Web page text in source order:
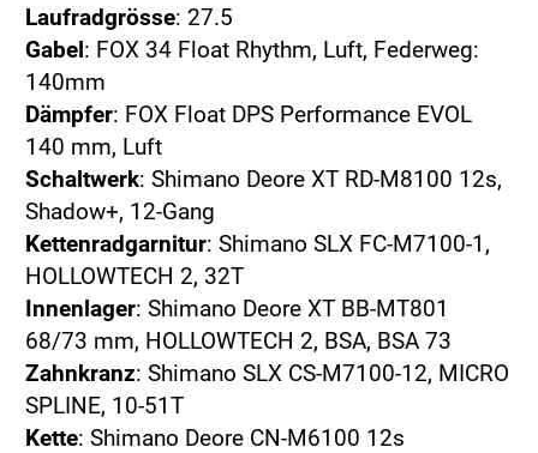
Laufradgrösse: 27.5
Gabel: FOX 34 Float Rhythm, Luft, Federweg:
140mm
Dämpfer: FOX Float DPS Performance EVOL
140 mm, Luft
Schaltwerk: Shimano Deore XT RD-M8100 12s,
Shadow+, 12-Gang
Kettenradgarnitur: Shimano SLX FC-M7100-1,
HOLLOWTECH 2, 32T
Innenlager: Shimano Deore XT BB-MT801
68/73 mm, HOLLOWTECH 2, BSA, BSA 73
Zahnkranz: Shimano SLX CS-M7100-12, MICRO
SPLINE, 10-51T
Kette: Shimano Deore CN-M6100 12s